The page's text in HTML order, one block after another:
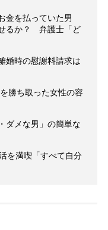
金を払っていた男
るか？ 弁護士「ど
婚時の慰謝料請求は
勝ち取った女性の容
ダメな男」の簡単な
を満喫「すべて自分